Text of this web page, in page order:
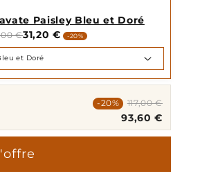
Paisley Bleu et Doré
€31,20 € -20%
-20% 117,00 €
93,60 €